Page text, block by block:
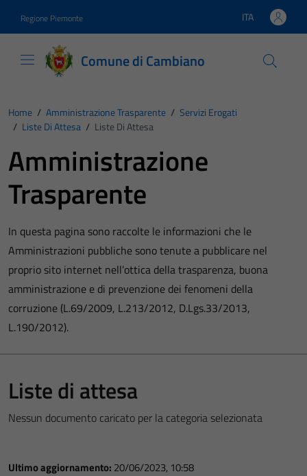
Regione Piemonte Lingua attiva:
ITA
Comune di Cambiano
Home / Amministrazione Trasparente / Servizi Erogati
/ Liste Di Attesa / Liste Di Attesa
Amministrazione
Trasparente
In questa pagina sono raccolte le informazioni che le
Amministrazioni pubbliche sono tenute a pubblicare nel
proprio sito internet nell’ottica della trasparenza, buona
amministrazione e di prevenzione dei fenomeni della
corruzione (L.69/2009, L.213/2012, D.Lgs.33/2013,
L.190/2012).
Liste di attesa
Nessun documento caricato per la categoria selezionata
Ultimo aggiornamento: 20/06/2023, 10:58